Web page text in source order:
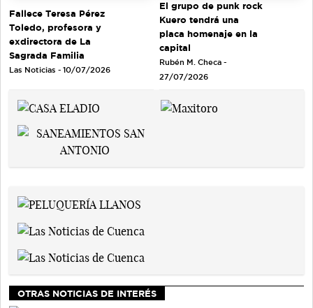
Fallece Teresa Pérez
Toledo, profesora y
exdirectora de La
Sagrada Familia
Las Noticias - 10/07/2026
El grupo de punk rock
Kuero tendrá una
placa homenaje en la
capital
Rubén M. Checa -
27/07/2026
OTRAS NOTICIAS DE INTERÉS